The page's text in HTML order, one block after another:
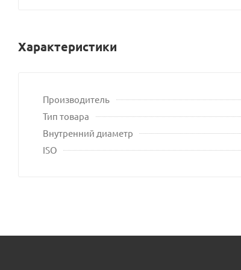
Характеристики
Производитель
Тип товара
Внутренний диаметр
ISO